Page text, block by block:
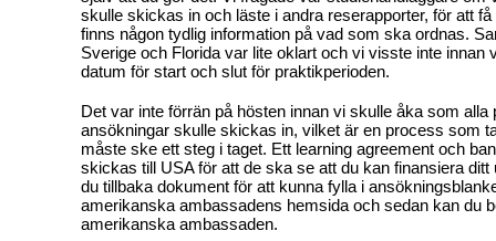
skulle skickas in och läste i andra reserapporter, för att få
finns någon tydlig information på vad som ska ordnas.
Sverige och Florida var lite oklart och vi visste inte innan
datum för start och slut för praktikperioden.
Det var inte förrän på hösten innan vi skulle åka som alla
ansökningar skulle skickas in, vilket är en process som
måste ske ett steg i taget. Ett learning agreement och
skickas till USA för att de ska se att du kan finansiera ditt
du tillbaka dokument för att kunna fylla i
amerikanska ambassadens hemsida och sedan kan du
amerikanska ambassaden.